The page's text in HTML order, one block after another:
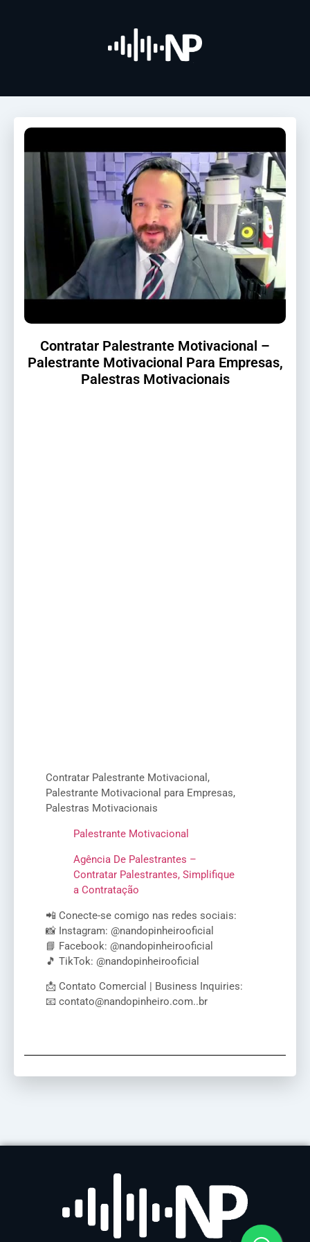
Contratar Palestrante Motivacional –
Palestrante Motivacional Para Empresas,
Palestras Motivacionais
Contratar Palestrante Motivacional,
Palestrante Motivacional para Empresas,
Palestras Motivacionais
Palestrante Motivacional
Agência De Palestrantes –
Contratar Palestrantes, Simplifique
a Contratação
📲 Conecte-se comigo nas redes sociais:
📸 Instagram: @nandopinheirooficial
📘 Facebook: @nandopinheirooficial
🎵 TikTok: @nandopinheirooficial
📩 Contato Comercial | Business Inquiries:
📧 contato@nandopinheiro.com..br